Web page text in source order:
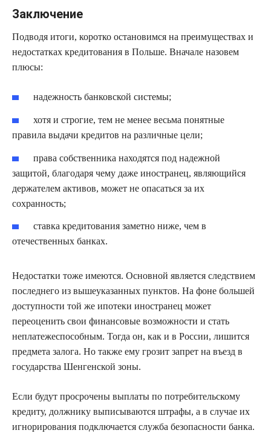
Заключение
Подводя итоги, коротко остановимся на преимуществах и
недостатках кредитования в Польше. Вначале назовем
плюсы:
надежность банковской системы;
хотя и строгие, тем не менее весьма понятные
правила выдачи кредитов на различные цели;
права собственника находятся под надежной
защитой, благодаря чему даже иностранец, являющийся
держателем активов, может не опасаться за их
сохранность;
ставка кредитования заметно ниже, чем в
отечественных банках.
Недостатки тоже имеются. Основной является следствием
последнего из вышеуказанных пунктов. На фоне большей
доступности той же ипотеки иностранец может
переоценить свои финансовые возможности и стать
неплатежеспособным. Тогда он, как и в России, лишится
предмета залога. Но также ему грозит запрет на въезд в
государства Шенгенской зоны.
Если будут просрочены выплаты по потребительскому
кредиту, должнику выписываются штрафы, а в случае их
игнорирования подключается служба безопасности банка.